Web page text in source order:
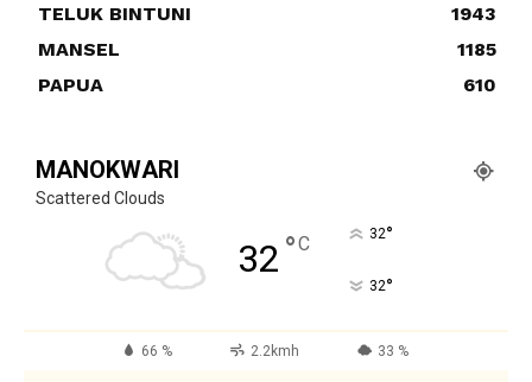
TELUK BINTUNI
1943
MANSEL
1185
PAPUA
610
MANOKWARI
Scattered Clouds
32 °C 32°
32°
66 % 2.2kmh 33 %